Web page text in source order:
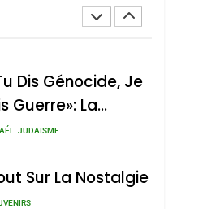
De Loya
Dis Génocide, Je
Guerre»: La
Chanson De
JUDAISME
Sur La Nostalgie